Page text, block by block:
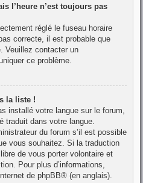
l’heure n’est toujours pas
réglé le fuseau horaire
correcte, il est probable que
Veuillez contacter un
ce problème.
la liste !
installé votre langue sur le forum,
traduit dans votre langue.
du forum s’il est possible
vous souhaitez. Si la traduction
de vous porter volontaire et
Pour plus d’informations,
de phpBB® (en anglais).